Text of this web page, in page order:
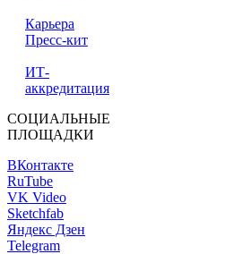
Карьера
Пресс-кит
ИТ-
аккредитация
СОЦИАЛЬНЫЕ
ПЛОЩАДКИ
ВКонтакте
RuTube
VK Video
Sketchfab
Яндекс Дзен
Telegram